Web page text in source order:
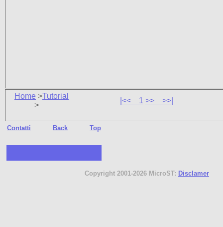
Home >Tutorial
>
|<< 1 >> >>|
Contatti Back Top
Copyright 2001-2026 MicroST: Disclamer